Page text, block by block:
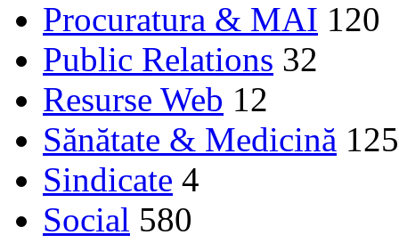
Procuratura & MAI 120
Public Relations 32
Resurse Web 12
Sănătate & Medicină 125
Sindicate 4
Social 580